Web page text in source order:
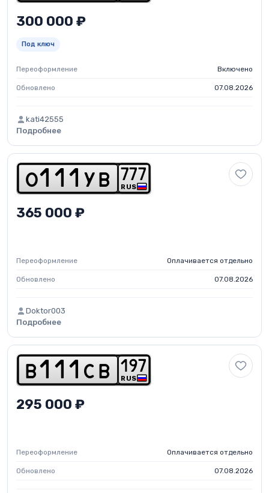
300 000 ₽
Под ключ
Переоформление Включено
Обновлено 07.08.2026
kati42555
Подробнее
o1 1 1 y b RUS
7 7 7
365 000 ₽
Переоформление Оплачивается отдельно
Обновлено 07.08.2026
Doktor003
Подробнее
b 1 1 1 c b RUS
1 9 7
295 000 ₽
Переоформление Оплачивается отдельно
Обновлено 07.08.2026